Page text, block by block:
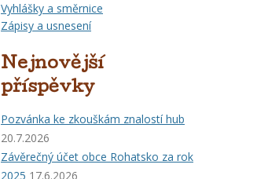
Vyhlášky a směrnice
Zápisy a usnesení
Nejnovější
příspěvky
Pozvánka ke zkouškám znalostí hub
20.7.2026
Závěrečný účet obce Rohatsko za rok
2025 17.6.2026